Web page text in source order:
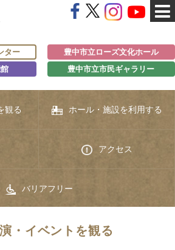
ター
豊中市立ローズ文化ホール
豊中市立市民ギャラリー
観る ホール・施設を利用する
アクセス
バリアフリー
・イベントを観る